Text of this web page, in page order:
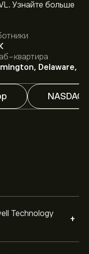
Узнайте больше
квартира
Delaware,
NASDAQ
Technology
+
218.72‎$‎.
Technology
на
прогнозы и
по акции
на
отчетах и
с последним
цены.
по MRVL